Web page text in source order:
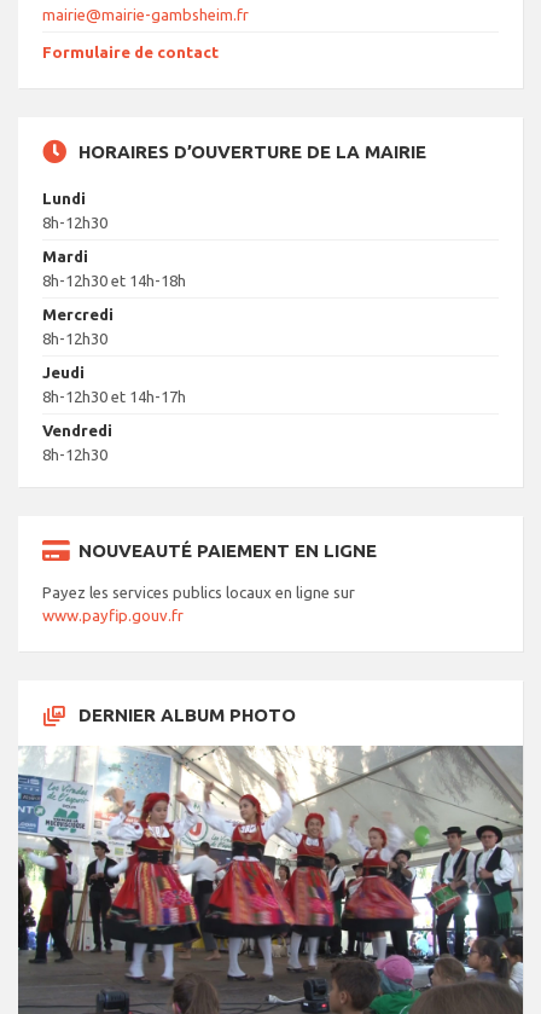
mairie@mairie-gambsheim.fr
Formulaire de contact
HORAIRES D’OUVERTURE DE LA MAIRIE
Lundi
8h-12h30
Mardi
8h-12h30 et 14h-18h
Mercredi
8h-12h30
Jeudi
8h-12h30 et 14h-17h
Vendredi
8h-12h30
NOUVEAUTÉ PAIEMENT EN LIGNE
Payez les services publics locaux en ligne sur
www.payfip.gouv.fr
DERNIER ALBUM PHOTO